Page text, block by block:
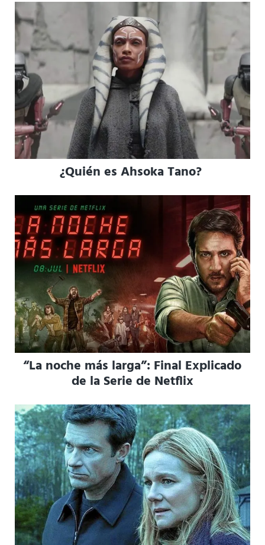
¿Quién es Ahsoka Tano?
“La noche más larga”: Final Explicado
de la Serie de Netflix